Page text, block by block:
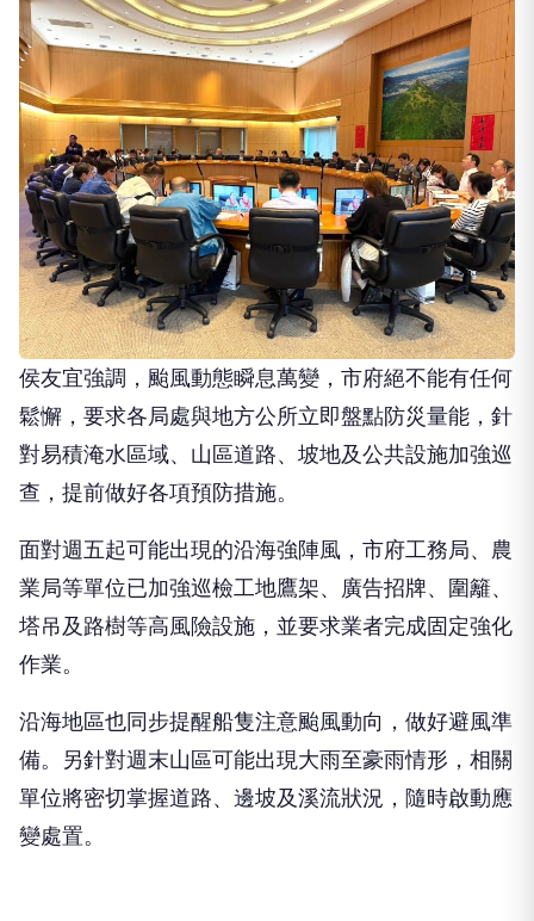
侯友宜強調，颱風動態瞬息萬變，市府絕不能有任何
鬆懈，要求各局處與地方公所立即盤點防災量能，針
對易積淹水區域、山區道路、坡地及公共設施加強巡
查，提前做好各項預防措施。
面對週五起可能出現的沿海強陣風，市府工務局、農
業局等單位已加強巡檢工地鷹架、廣告招牌、圍籬、
塔吊及路樹等高風險設施，並要求業者完成固定強化
作業。
沿海地區也同步提醒船隻注意颱風動向，做好避風準
備。另針對週末山區可能出現大雨至豪雨情形，相關
單位將密切掌握道路、邊坡及溪流狀況，隨時啟動應
變處置。